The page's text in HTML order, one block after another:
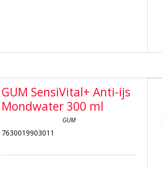
GUM SensiVital+ Anti-ijs
Mondwater 300 ml
GUM
7630019903011